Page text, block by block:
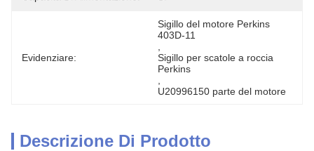
Evidenziare:
Sigillo del motore Perkins
403D-11
Sigillo per scatole a roccia
Perkins
U20996150 parte del motore
Descrizione Di Prodotto